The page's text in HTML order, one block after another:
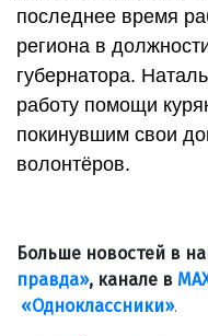
последнее время
региона в
губернатора.
работу помощи
покинувшим свои
волонтёров.
Больше новостей в
правда», канале в
«Одноклассники».